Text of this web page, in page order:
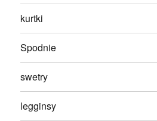
kurtki
Spodnie
swetry
legginsy